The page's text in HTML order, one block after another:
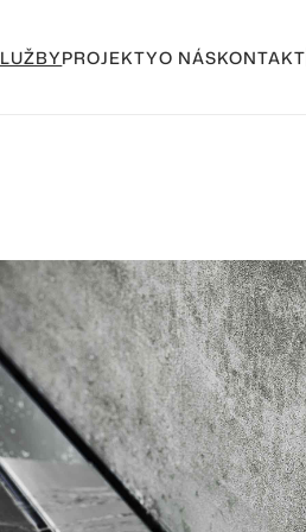
PROJEKTYO NÁSKONTAKT